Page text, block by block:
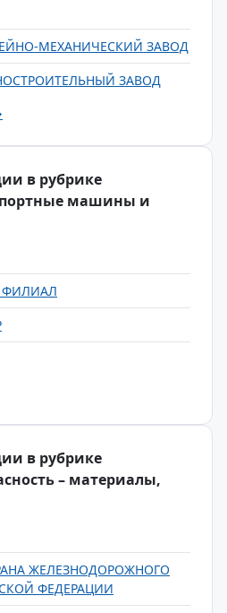
МЕХАНИЧЕСКИЙ ЗАВОД
ЗАВОД
в рубрике
машины и
ФИЛИАЛ
в рубрике
– материалы,
ЖЕЛЕЗНОДОРОЖНОГО
ФЕДЕРАЦИИ